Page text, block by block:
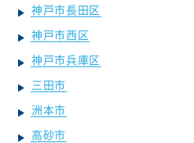
神戸市長田区
神戸市西区
神戸市兵庫区
三田市
洲本市
高砂市